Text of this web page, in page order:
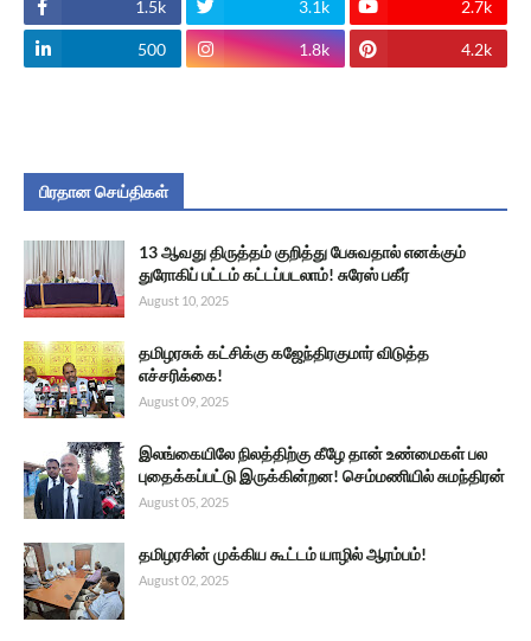
1.5k 3.1k 2.7k
500 1.8k 4.2k
பிரதான செய்திகள்
13 ஆவது திருத்தம் குறித்து பேசுவதால் எனக்கும்
துரோகிப் பட்டம் கட்டப்படலாம்! சுரேஸ் பகீர்
August 10, 2025
தமிழரசுக் கட்சிக்கு கஜேந்திரகுமார் விடுத்த
எச்சரிக்கை!
August 09, 2025
இலங்கையிலே நிலத்திற்கு கீழே தான் உண்மைகள் பல
புதைக்கப்பட்டு இருக்கின்றன! செம்மணியில் சுமந்திரன்
August 05, 2025
தமிழரசின் முக்கிய கூட்டம் யாழில் ஆரம்பம்!
August 02, 2025